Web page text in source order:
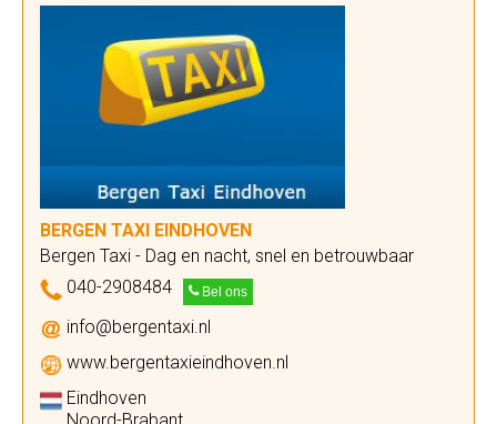
BERGEN TAXI EINDHOVEN
Bergen Taxi - Dag en nacht, snel en betrouwbaar
040-2908484
Bel ons
info@bergentaxi.nl
www.bergentaxieindhoven.nl
Eindhoven